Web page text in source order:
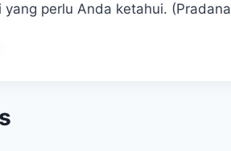
yang perlu Anda ketahui.